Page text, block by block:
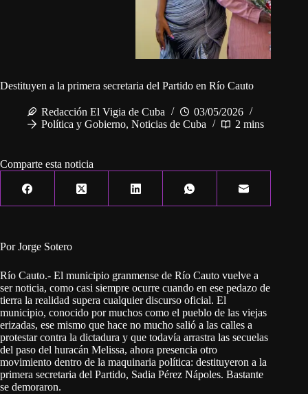
Destituyen a la primera secretaria del Partido en Río Cauto
Redacción El Vigia de Cuba
03/05/2026
Política y Gobierno, Noticias de Cuba 2 mins
Comparte esta noticia
Por Jorge Sotero
Río Cauto.- El municipio granmense de Río Cauto vuelve a
ser noticia, como casi siempre ocurre cuando en ese pedazo de
tierra la realidad supera cualquier discurso oficial. El
municipio, conocido por muchos como el pueblo de las viejas
erizadas, ese mismo que hace no mucho salió a las calles a
protestar contra la dictadura y que todavía arrastra las secuelas
del paso del huracán Melissa, ahora presencia otro
movimiento dentro de la maquinaria política: destituyeron a la
primera secretaria del Partido, Sadia Pérez Nápoles. Bastante
se demoraron.